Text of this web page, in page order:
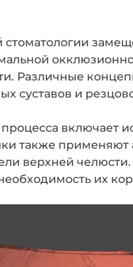
Различные
суставов и
включает
также применяют
верхней
их